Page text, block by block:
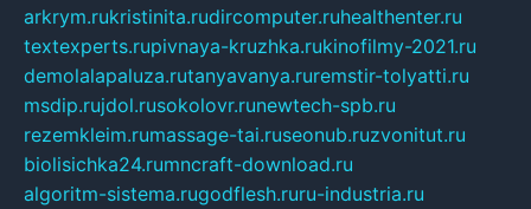
arkrym.rukristinita.rudircomputer.ruhealthenter.ru
textexperts.rupivnaya-kruzhka.rukinofilmy-2021.ru
demolalapaluza.rutanyavanya.ruremstir-tolyatti.ru
msdip.rujdol.rusokolovr.runewtech-spb.ru
rezemkleim.rumassage-tai.ruseonub.ruzvonitut.ru
biolisichka24.rumncraft-download.ru
algoritm-sistema.rugodflesh.ruru-industria.ru